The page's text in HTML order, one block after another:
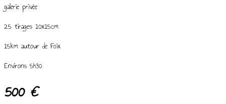
galerie privée
25 tirages 10x15cm
15km autour de Foix
Environs 5h30
500 €